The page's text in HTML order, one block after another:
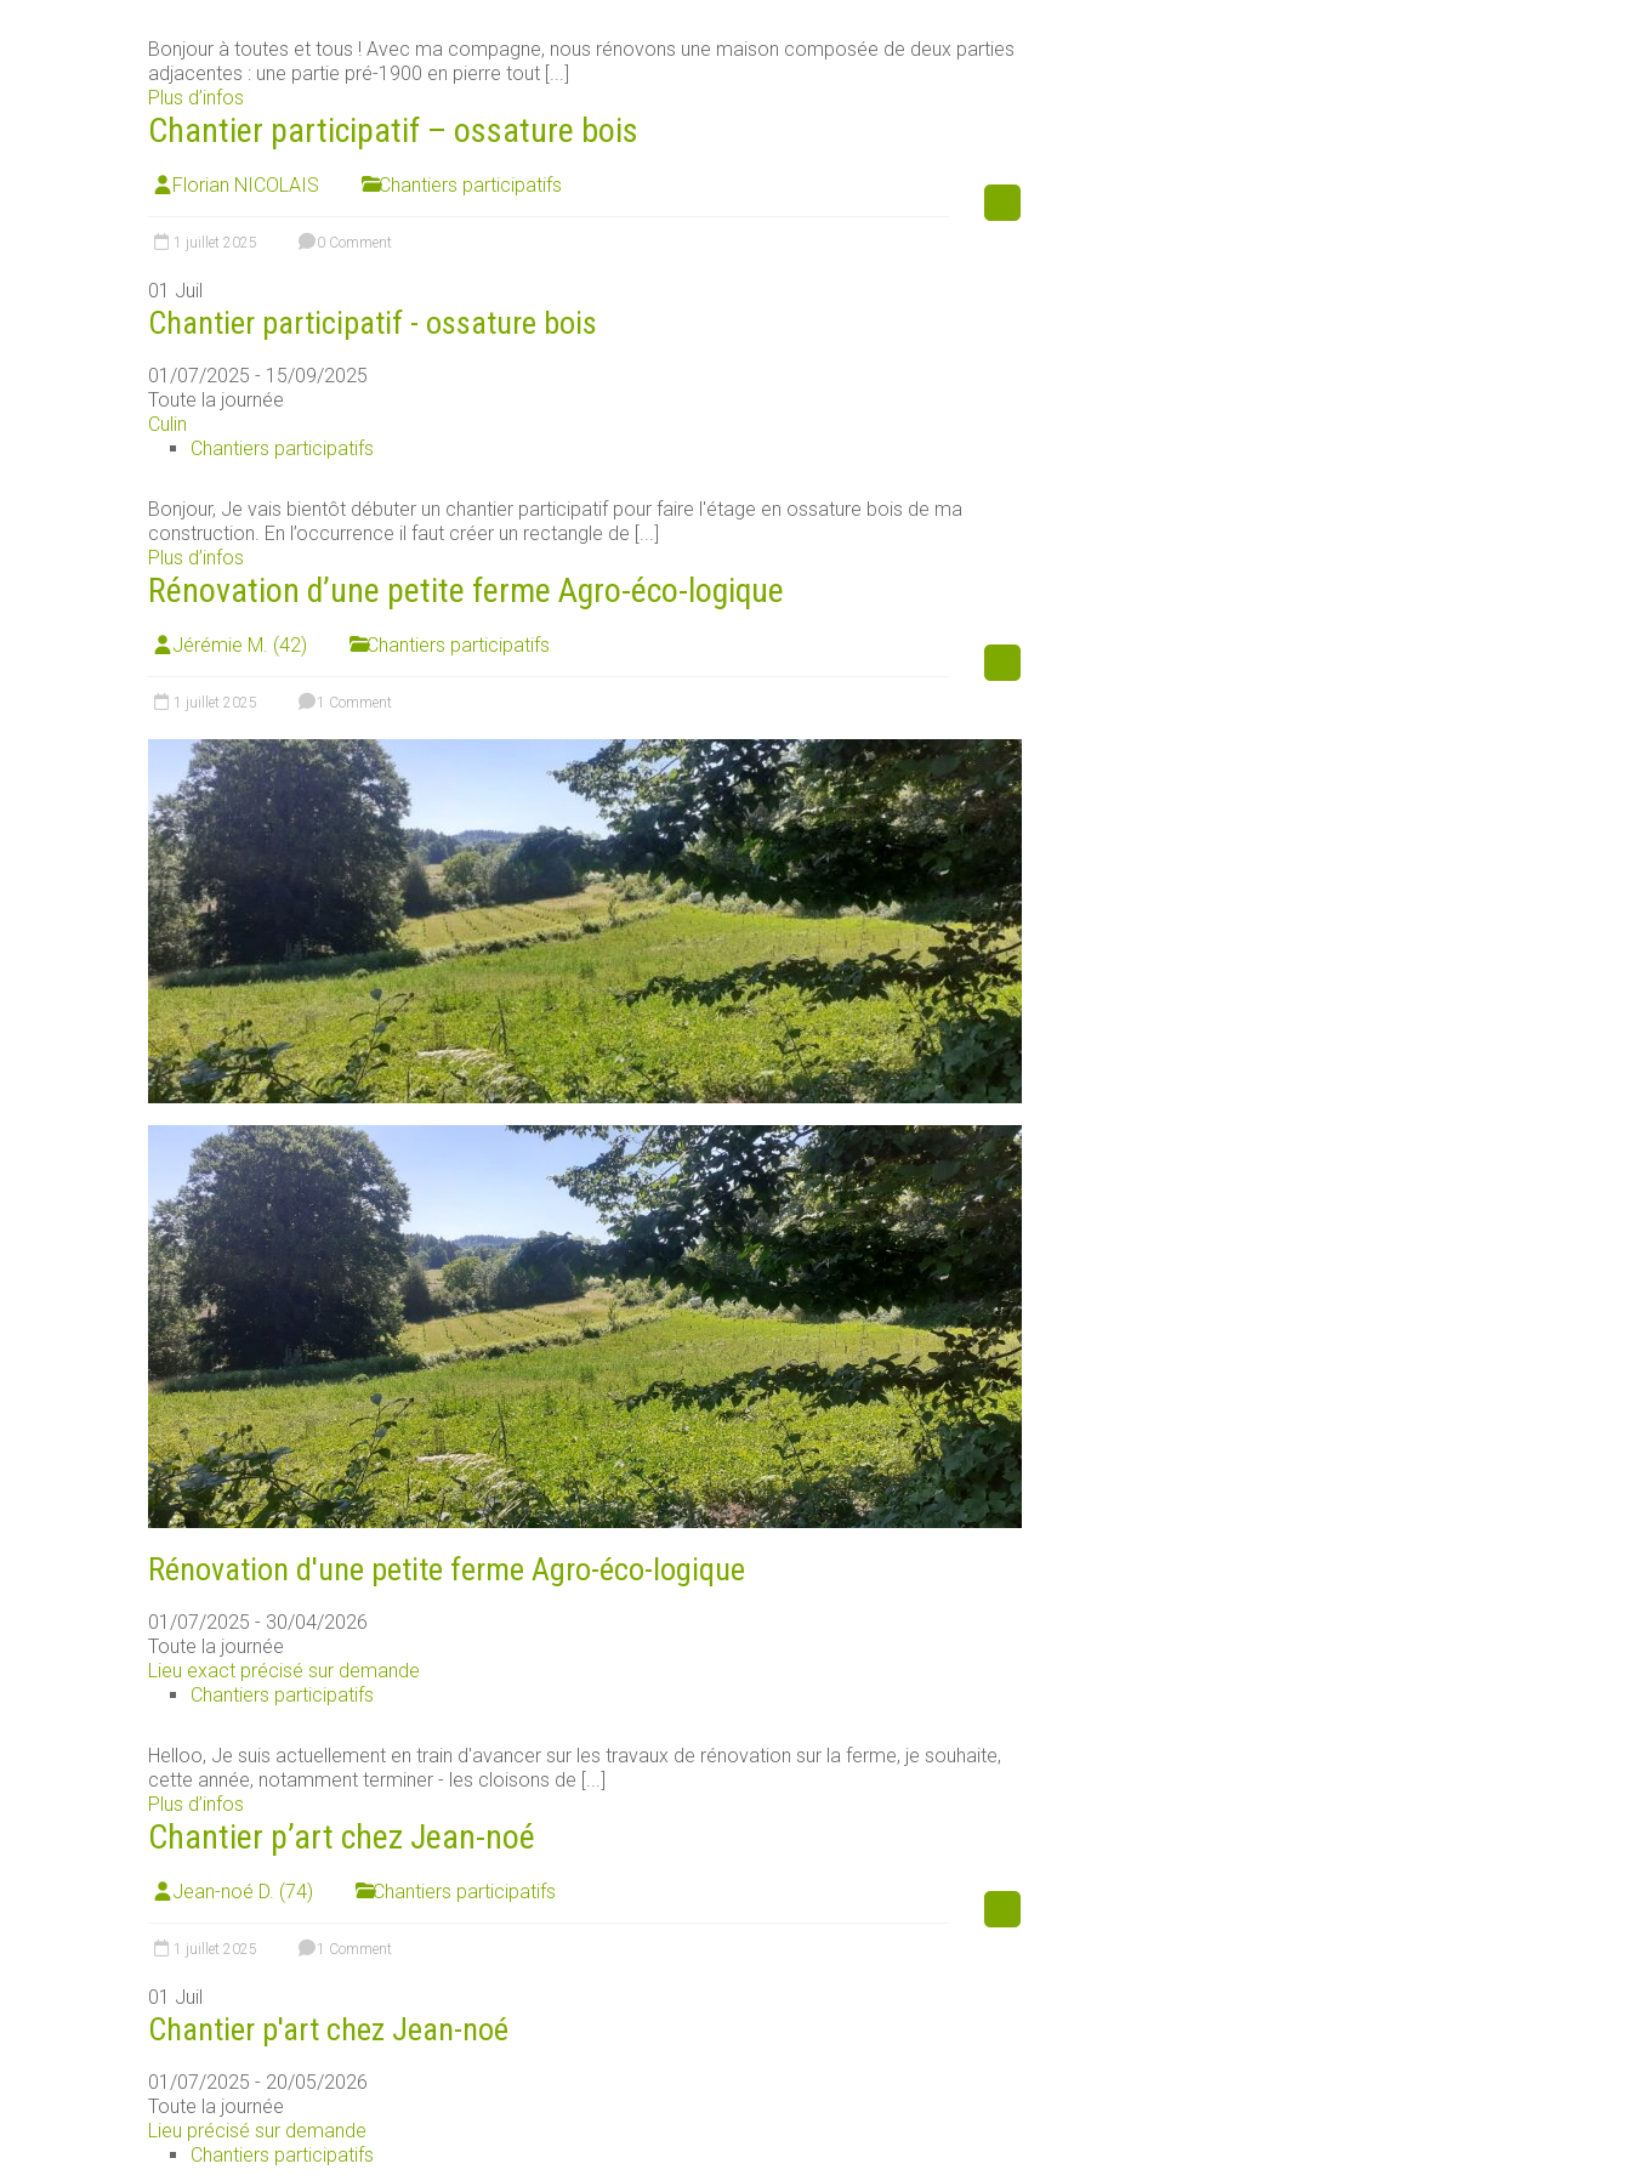
Bonjour à toutes et tous ! Avec ma compagne, nous rénovons une maison composée de deux parties
adjacentes : une partie pré-1900 en pierre tout [...]
Plus d’infos
Chantier participatif – ossature bois
Florian NICOLAIS Chantiers participatifs
1 juillet 2025 0 Comment
01 Juil
Chantier participatif - ossature bois
01/07/2025 - 15/09/2025
Toute la journée
Culin
Chantiers participatifs
Bonjour, Je vais bientôt débuter un chantier participatif pour faire l'étage en ossature bois de ma
construction. En l’occurrence il faut créer un rectangle de [...]
Plus d’infos
Rénovation d’une petite ferme Agro-éco-logique
Jérémie M. (42) Chantiers participatifs
1 juillet 2025 1 Comment
Rénovation d'une petite ferme Agro-éco-logique
01/07/2025 - 30/04/2026
Toute la journée
Lieu exact précisé sur demande
Chantiers participatifs
Helloo, Je suis actuellement en train d'avancer sur les travaux de rénovation sur la ferme, je souhaite,
cette année, notamment terminer - les cloisons de [...]
Plus d’infos
Chantier p’art chez Jean-noé
Jean-noé D. (74) Chantiers participatifs
1 juillet 2025 1 Comment
01 Juil
Chantier p'art chez Jean-noé
01/07/2025 - 20/05/2026
Toute la journée
Lieu précisé sur demande
Chantiers participatifs